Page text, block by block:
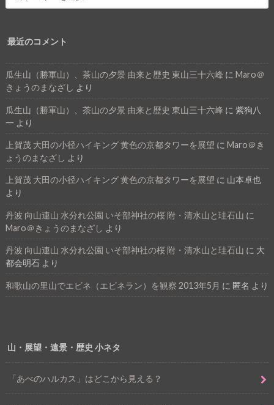
最近のコメント
瓜生山（勝軍山）、茶山の夕景 由来と歴史 東山三十六峰 に Maro＠
きょうのまなざし より
瓜生山（勝軍山）、茶山の夕景 由来と歴史 東山三十六峰 に 紫狗八
一 より
上賀茂 大田の小径ハイキング 黄色の京都タワーを展望 に Maro＠き
ょうのまなざし より
上賀茂 大田の小径ハイキング 黄色の京都タワーを展望 に 山本卓也
より
丹波 向山連山 水分れ公園 いそ部神社の桜 附・清水山と珪石山 に
Maro＠きょうのまなざし より
丹波 向山連山 水分れ公園 いそ部神社の桜 附・清水山と珪石山 に 大
都会明石より
和歌山の里山でエビネ（エビネラン）を観察 2013年5月 に 匿名 より
山・展望・遠景・歴史 小ネタ
「あべのハルカス」はどこから見える？